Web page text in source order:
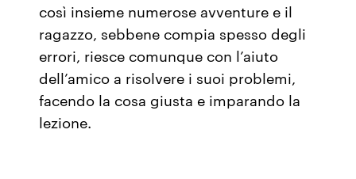
così insieme numerose avventure e il
ragazzo, sebbene compia spesso degli
errori, riesce comunque con l’aiuto
dell’amico a risolvere i suoi problemi,
facendo la cosa giusta e imparando la
lezione.